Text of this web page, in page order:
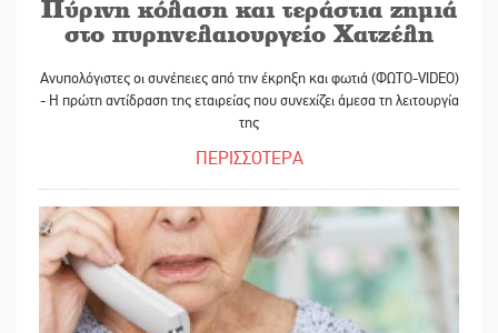
Πύρινη κόλαση και τεράστια ζημιά
στο πυρηνελαιουργείο Χατζέλη
Ανυπολόγιστες οι συνέπειες από την έκρηξη και φωτιά (ΦΩΤΟ-VIDEO)
- Η πρώτη αντίδραση της εταιρείας που συνεχίζει άμεσα τη λειτουργία
της
ΠΕΡΙΣΣΟΤΕΡΑ